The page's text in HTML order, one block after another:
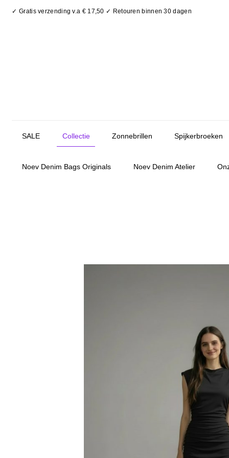
✓ Gratis verzending v.a € 17,50 ✓ Retouren binnen 30 dagen
SALE Collectie Zonnebrillen Spijkerbroeken
Noev Denim Bags Originals Noev Denim Atelier